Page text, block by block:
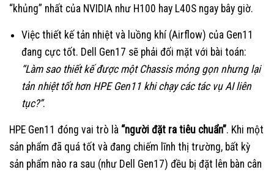
“khủng” nhất của NVIDIA như H100 hay L40S ngay bây giờ.
Việc thiết kế tản nhiệt và luồng khí (Airflow) của Gen11
đang cực tốt. Dell Gen17 sẽ phải đối mặt với bài toán:
“Làm sao thiết kế được một Chassis mỏng gọn nhưng lại
tản nhiệt tốt hơn HPE Gen11 khi chạy các tác vụ AI liên
tục?”.
HPE Gen11 đóng vai trò là “người đặt ra tiêu chuẩn”. Khi một
sản phẩm đã quá tốt và đang chiếm lĩnh thị trường, bất kỳ
sản phẩm nào ra sau (như Dell Gen17) đều bị đặt lên bàn cân